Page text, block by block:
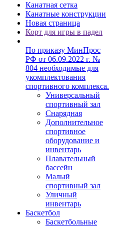
Канатная сетка
Канатные конструкции
Новая страница
Корт для игры в падел
По приказу МинПрос
РФ от 06.09.2022 г. №
804 необходимые для
укомплектования
спортивного комплекса.
Универсальный
спортивный зал
Снарядная
Дополнительное
спортивное
оборудование и
инвентарь
Плавательный
бассейн
Малый
спортивный зал
Уличный
инвентарь
Баскетбол
Баскетбольные